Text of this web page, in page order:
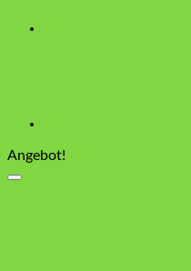
Angebot!